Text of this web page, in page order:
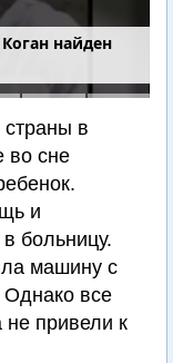
найден
страны в
во сне
и
больницу.
машину с
Однако все
не привели к